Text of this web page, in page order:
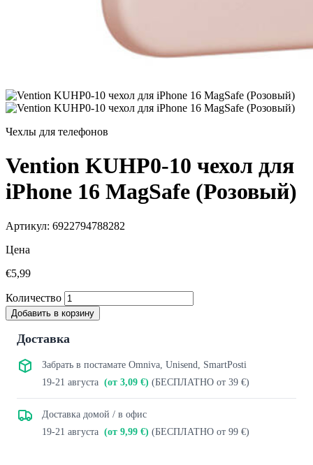
Чехлы для телефонов
Vention KUHP0-10 чехол для
iPhone 16 MagSafe (Розовый)
Артикул: 6922794788282
Цена
€5,99
Количество
Добавить в корзину
Доставка
Забрать в постамате Omniva, Unisend, SmartPosti
19-21 августа (от 3,09 €) (БЕСПЛАТНО от 39 €)
Доставка домой / в офис
19-21 августа (от 9,99 €) (БЕСПЛАТНО от 99 €)